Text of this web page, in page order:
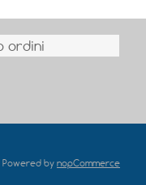
ordini
Powered by nopCommerce